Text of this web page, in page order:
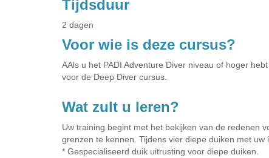
Tijdsduur
2 dagen
Voor wie is deze cursus?
AAls u het PADI Adventure Diver niveau of hoger
voor de Deep Diver cursus.
Wat zult u leren?
Uw training begint met het bekijken van de redenen
grenzen te kennen. Tijdens vier diepe duiken met uw
* Gespecialiseerd duik uitrusting voor diepe duiken.